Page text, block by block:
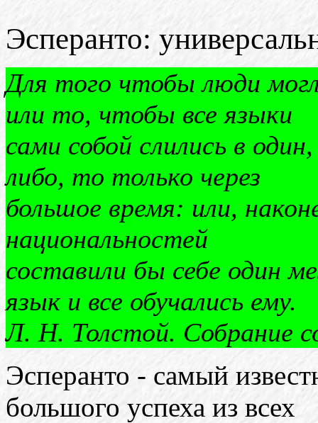
Эсперанто:
Для того чтобы люди
или то, чтобы все языки
сами собой слились в
либо, то только через
большое время: или,
национальностей
составили бы себе один
язык и все обучались ему.
Л. Н. Толстой. Собрание
Эсперанто - самый
большого успеха из всех